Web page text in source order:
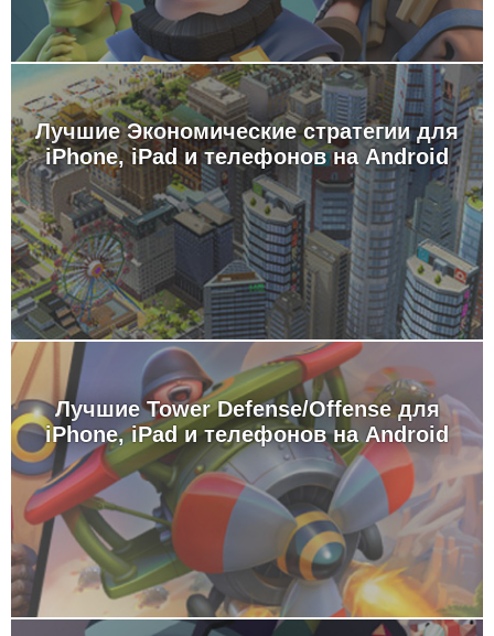
Лучшие Экономические стратегии для
iPhone, iPad и телефонов на Android
Лучшие Tower Defense/Offense для
iPhone, iPad и телефонов на Android